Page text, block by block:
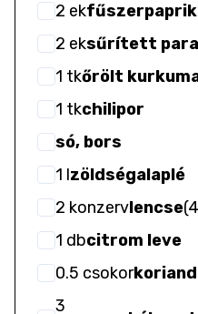
2 ek
2 eksűrített
1 tkőrölt
1 tkchilipor
só, bors
1 lzöldségalaplé
2 konzervlencse(
1 dbcitrom leve
0.5 csokor
3